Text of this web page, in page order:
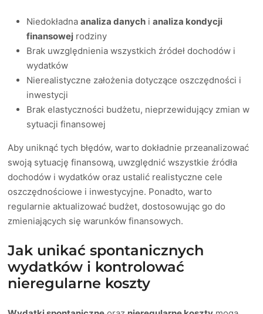
Niedokładnaanaliza danych ianaliza kondycji
finansowej rodziny
Brak uwzględnienia wszystkich źródeł dochodów i
wydatków
Nierealistyczne założenia dotyczące oszczędności i
inwestycji
Brak elastyczności budżetu, nieprzewidujący zmian w
sytuacji finansowej
Aby uniknąć tych błędów, warto dokładnie przeanalizować
swoją sytuację finansową, uwzględnić wszystkie źródła
dochodów i wydatków oraz ustalić realistyczne cele
oszczędnościowe i inwestycyjne. Ponadto, warto
regularnie aktualizować budżet, dostosowując go do
zmieniających się warunków finansowych.
Jak unikać spontanicznych
wydatków i kontrolować
nieregularne koszty